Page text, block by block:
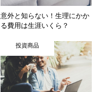
意外と知らない！生理にかか
る費用は生涯いくら？
投資商品